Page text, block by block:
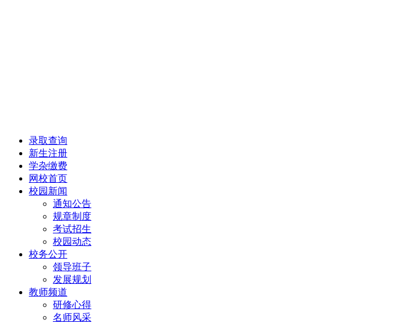
录取查询
新生注册
学杂缴费
网校首页
校园新闻
通知公告
规章制度
考试招生
校园动态
校务公开
领导班子
发展规划
教师频道
研修心得
名师风采